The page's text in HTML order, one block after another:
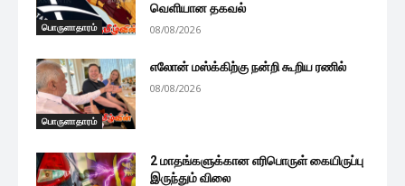
பொருளாதாரம்
வெளியான தகவல்
08/08/2026
பொருளாதாரம்
எலோன் மஸ்க்கிற்கு நன்றி கூறிய ரணில்
08/08/2026
2 மாதங்களுக்கான எரிபொருள் கையிருப்பு
இருந்தும் விலை